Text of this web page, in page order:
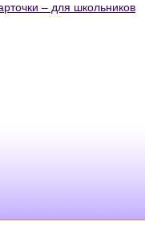
– для школьников